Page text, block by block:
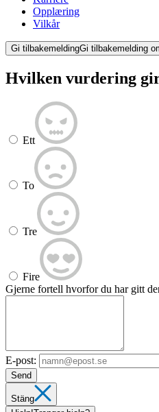
Opplæring
Vilkår
Gi tilbakemeldingGi tilbakemelding
Hvilken vurdering gir
Ett
To
Tre
Fire
Gjerne fortell hvorfor du har gitt
E-post:
Send
Stäng